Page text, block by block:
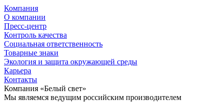
Компания
О компании
Пресс-центр
Контроль качества
Социальная ответственность
Товарные знаки
Экология и защита окружающей среды
Карьера
Контакты
Компания «Белый свет»
Мы являемся ведущим российским производителем